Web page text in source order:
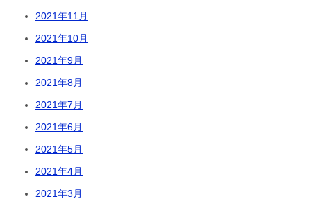
2021年11月
2021年10月
2021年9月
2021年8月
2021年7月
2021年6月
2021年5月
2021年4月
2021年3月